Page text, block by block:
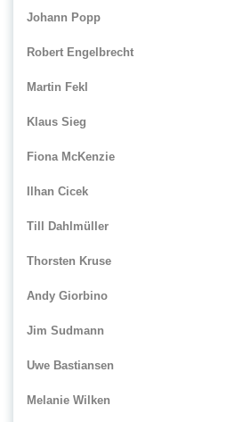
Johann Popp
Robert Engelbrecht
Martin Fekl
Klaus Sieg
Fiona McKenzie
Ilhan Cicek
Till Dahlmüller
Thorsten Kruse
Andy Giorbino
Jim Sudmann
Uwe Bastiansen
Melanie Wilken